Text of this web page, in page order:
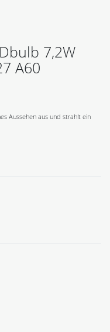
7,2W
A60
Aussehen aus und strahlt ein